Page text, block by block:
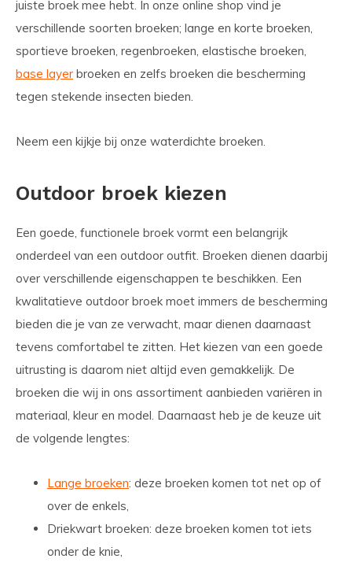
juiste broek mee hebt. In onze online shop vind je
verschillende soorten broeken; lange en korte broeken,
sportieve broeken, regenbroeken, elastische broeken,
base layer broeken en zelfs broeken die bescherming
tegen stekende insecten bieden.
Neem een kijkje bij onze waterdichte broeken.
Outdoor broek kiezen
Een goede, functionele broek vormt een belangrijk
onderdeel van een outdoor outfit. Broeken dienen daarbij
over verschillende eigenschappen te beschikken. Een
kwalitatieve outdoor broek moet immers de bescherming
bieden die je van ze verwacht, maar dienen daarnaast
tevens comfortabel te zitten. Het kiezen van een goede
uitrusting is daarom niet altijd even gemakkelijk. De
broeken die wij in ons assortiment aanbieden variëren in
materiaal, kleur en model. Daarnaast heb je de keuze uit
de volgende lengtes:
Lange broeken: deze broeken komen tot net op of
over de enkels,
Driekwart broeken: deze broeken komen tot iets
onder de knie,